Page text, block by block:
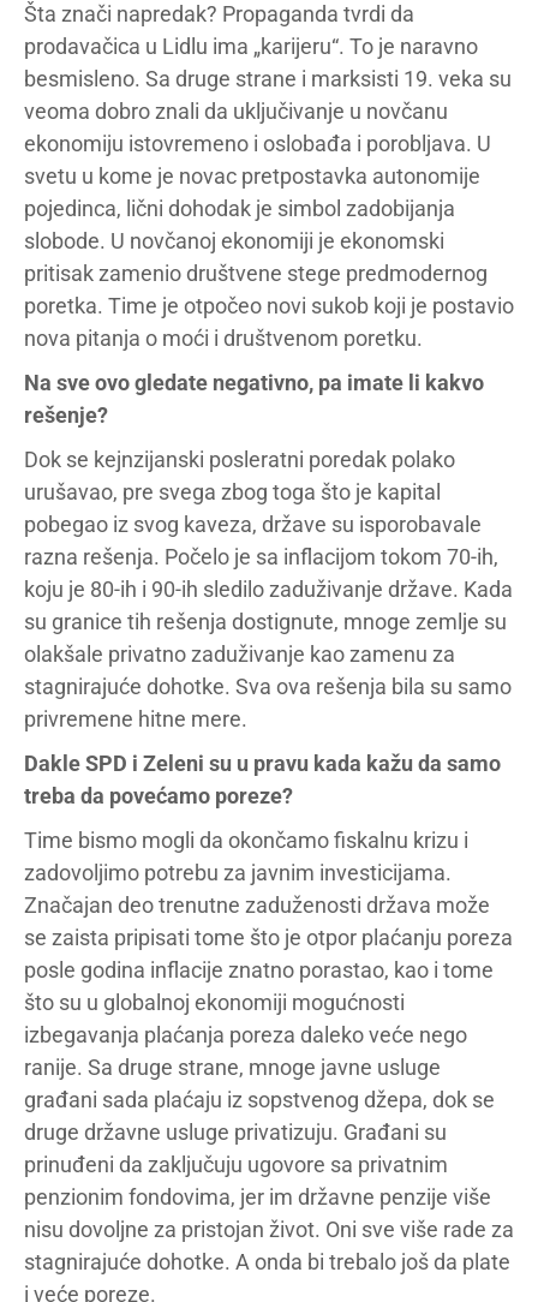
Šta znači napredak? Propaganda tvrdi da
prodavačica u Lidlu ima „karijeru“. To je naravno
besmisleno. Sa druge strane i marksisti 19. veka su
veoma dobro znali da uključivanje u novčanu
ekonomiju istovremeno i oslobađa i porobljava. U
svetu u kome je novac pretpostavka autonomije
pojedinca, lični dohodak je simbol zadobijanja
slobode. U novčanoj ekonomiji je ekonomski
pritisak zamenio društvene stege predmodernog
poretka. Time je otpočeo novi sukob koji je postavio
nova pitanja o moći i društvenom poretku.
Na sve ovo gledate negativno, pa imate li kakvo
rešenje?
Dok se kejnzijanski posleratni poredak polako
urušavao, pre svega zbog toga što je kapital
pobegao iz svog kaveza, države su isporobavale
razna rešenja. Počelo je sa inflacijom tokom 70-ih,
koju je 80-ih i 90-ih sledilo zaduživanje države. Kada
su granice tih rešenja dostignute, mnoge zemlje su
olakšale privatno zaduživanje kao zamenu za
stagnirajuće dohotke. Sva ova rešenja bila su samo
privremene hitne mere.
Dakle SPD i Zeleni su u pravu kada kažu da samo
treba da povećamo poreze?
Time bismo mogli da okončamo fiskalnu krizu i
zadovoljimo potrebu za javnim investicijama.
Značajan deo trenutne zaduženosti država može
se zaista pripisati tome što je otpor plaćanju poreza
posle godina inflacije znatno porastao, kao i tome
što su u globalnoj ekonomiji mogućnosti
izbegavanja plaćanja poreza daleko veće nego
ranije. Sa druge strane, mnoge javne usluge
građani sada plaćaju iz sopstvenog džepa, dok se
druge državne usluge privatizuju. Građani su
prinuđeni da zaključuju ugovore sa privatnim
penzionim fondovima, jer im državne penzije više
nisu dovoljne za pristojan život. Oni sve više rade za
stagnirajuće dohotke. A onda bi trebalo još da plate
i veće poreze.